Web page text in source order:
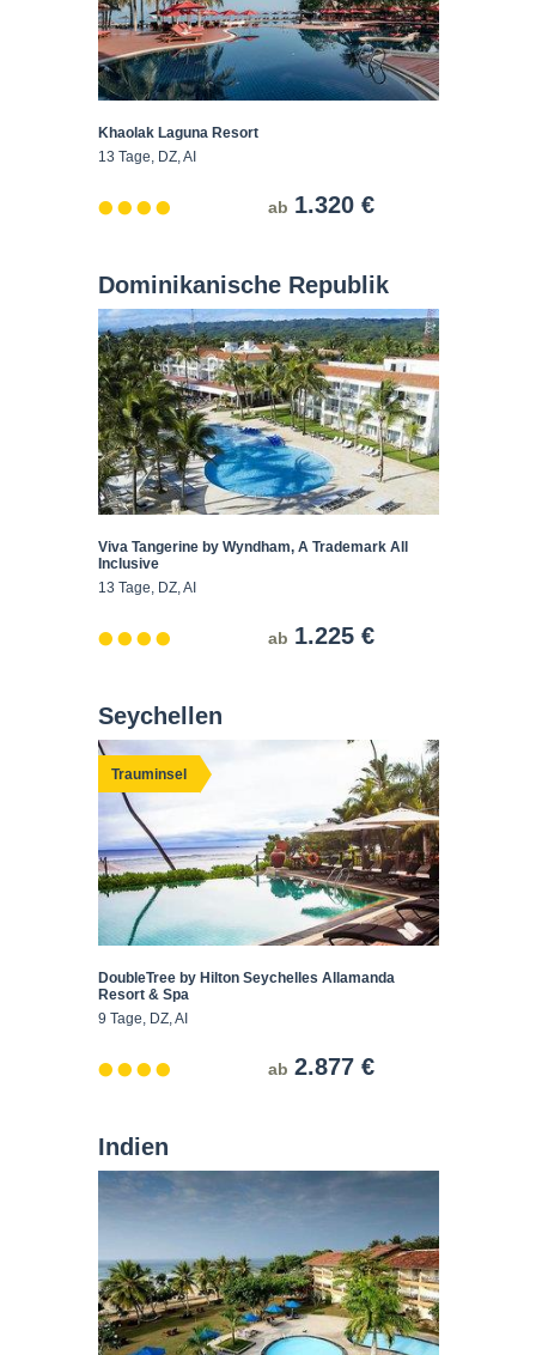
Khaolak Laguna Resort
13 Tage, DZ, AI
ab 1.320 €
Dominikanische Republik
Viva Tangerine by Wyndham, A Trademark All
Inclusive
13 Tage, DZ, AI
ab 1.225 €
Seychellen
Trauminsel
DoubleTree by Hilton Seychelles Allamanda
Resort & Spa
9 Tage, DZ, AI
ab 2.877 €
Indien